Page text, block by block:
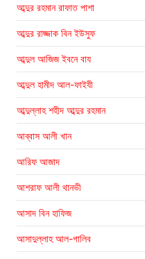
আব্দুর রহমান রাফাত পাশা
আব্দুর রাজ্জাক বিন ইউসুফ
আব্দুল আজিজ ইবনে বায
আব্দুল হামীদ আল-ফাইযী
আব্দুল্লাহ শহীদ আব্দুর রহমান
আব্বাস আলী খান
আরিফ আজাদ
আশরাফ আলী থানভী
আসাদ বিন হাফিজ
আসাদুল্লাহ আল-গালিব